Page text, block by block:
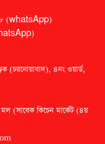
(whatsApp)
(চরনোয়াবাদ), ৪নং ওয়ার্ড,
(সাবেক কিচেন মার্কেট (৪য়